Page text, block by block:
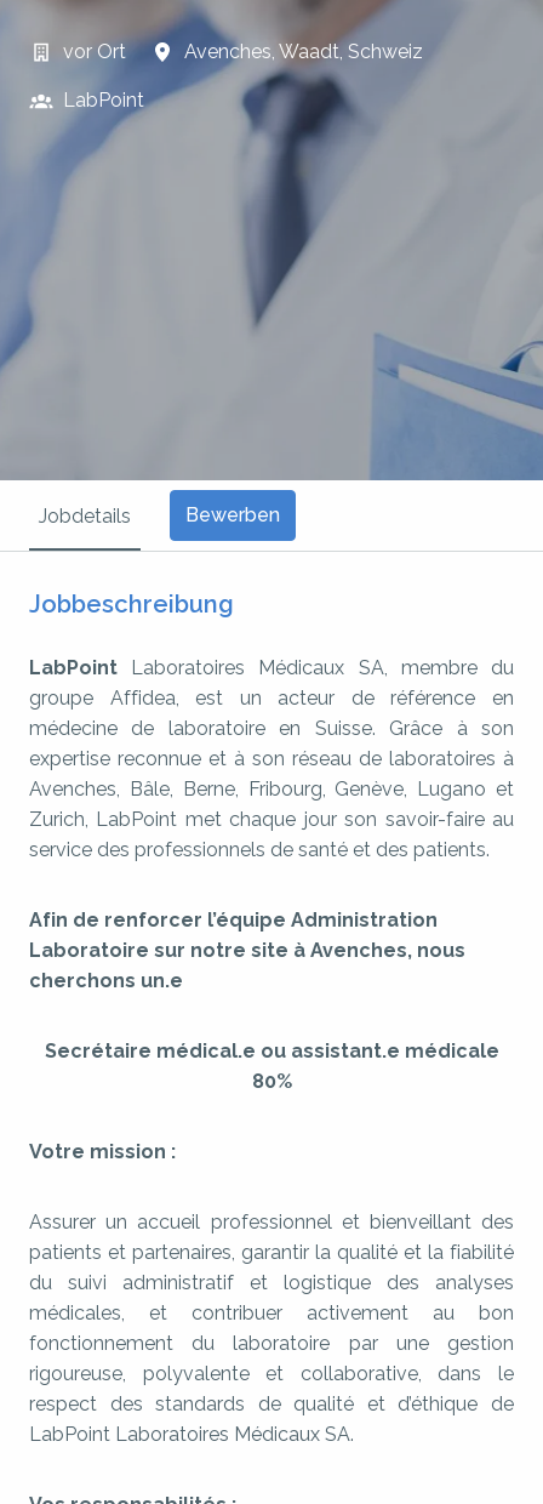
vor Ort Avenches Waadt Schweiz
LabPoint
Jobdetails Bewerben
Jobbeschreibung
LabPoint Laboratoires Médicaux SA, membre du
groupe Affidea, est un acteur de référence en
médecine de laboratoire en Suisse. Grâce à son
expertise reconnue et à son réseau de laboratoires à
Avenches, Bâle, Berne, Fribourg, Genève, Lugano et
Zurich, LabPoint met chaque jour son savoir-faire au
service des professionnels de santé et des patients.
Afin de renforcer l’équipe Administration
Laboratoire sur notre site à Avenches, nous
cherchons un.e
Secrétaire médical.e ou assistant.e médicale
80%
Votre mission :
Assurer un accueil professionnel et bienveillant des
patients et partenaires, garantir la qualité et la fiabilité
du suivi administratif et logistique des analyses
médicales, et contribuer activement au bon
fonctionnement du laboratoire par une gestion
rigoureuse, polyvalente et collaborative, dans le
respect des standards de qualité et d’éthique de
LabPoint Laboratoires Médicaux SA.